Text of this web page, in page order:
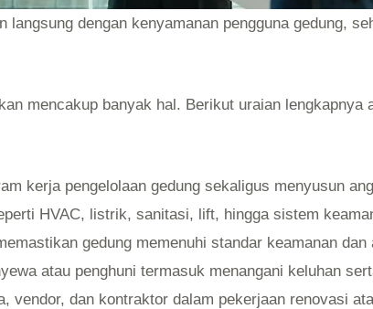
langsung dengan kenyamanan pengguna gedung,
mencakup banyak hal. Berikut uraian lengkapnya
kerja pengelolaan gedung sekaligus menyusun
HVAC, listrik, sanitasi, lift, hingga sistem
gedung memenuhi standar keamanan dan
atau penghuni termasuk menangani keluhan
vendor, dan kontraktor dalam pekerjaan renovasi